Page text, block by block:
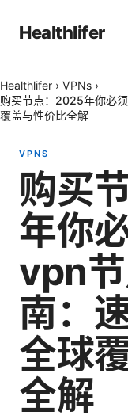
Healthlifer
Healthlifer › VPNs ›
购买节点：2025年你必
覆盖与性价比全解
VPNS
购买
年你
vpn
南：
全球
全解